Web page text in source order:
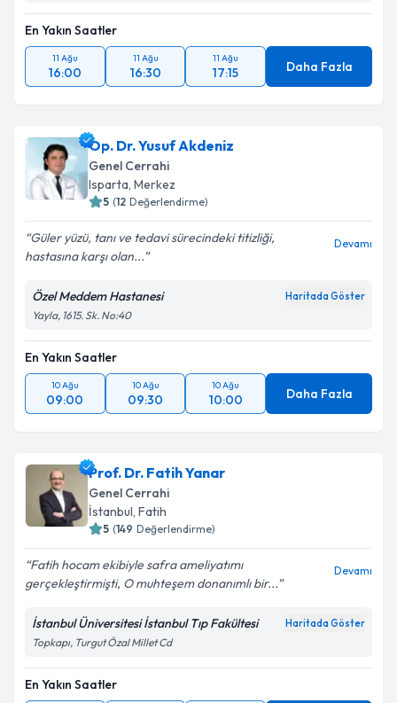
En Yakın Saatler
11 Ağu
16:00
11 Ağu
16:30
11 Ağu
17:15 Daha Fazla
Op. Dr. Yusuf Akdeniz
Genel Cerrahi
Isparta, Merkez
5 (12 Değerlendirme)
Güler yüzü, tanı ve tedavi sürecindeki titizliği,
hastasına karşı olan...
Devamı
Özel Meddem Hastanesi Haritada Göster
Yayla, 1615. Sk. No:40
En Yakın Saatler
10 Ağu
09:00
10 Ağu
09:30
10 Ağu
10:00 Daha Fazla
Prof. Dr. Fatih Yanar
Genel Cerrahi
İstanbul, Fatih
5 (149 Değerlendirme)
Fatih hocam ekibiyle safra ameliyatımı
gerçekleştirmişti, O muhteşem donanımlı bir...
Devamı
İstanbul Üniversitesi İstanbul Tıp Fakültesi Haritada Göster
Topkapı, Turgut Özal Millet Cd
En Yakın Saatler